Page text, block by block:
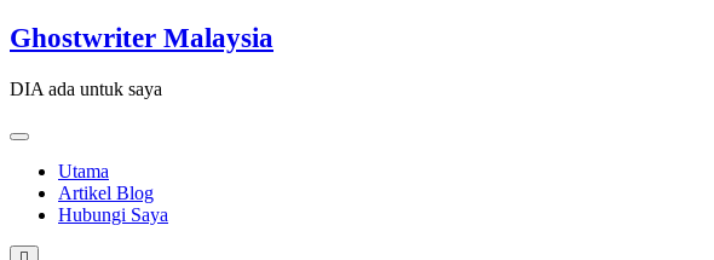
Ghostwriter Malaysia
DIA ada untuk saya
Utama
Artikel Blog
Hubungi Saya